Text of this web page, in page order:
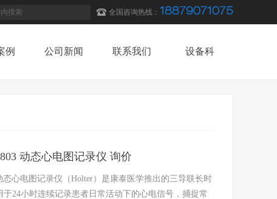
全国咨询热线： 18879071075
例 公司新闻 联系我们 设备科
动态心电图记录仪 询价
态心电图记录仪（Holter）是康泰医学推出的三导联长时
24小时连续记录患者日常活动下的心电信号，捕捉常